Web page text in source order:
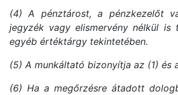
(4) A pénztárost, a pénzkezelőt
jegyzék vagy elismervény nélkül
egyéb értéktárgy tekintetében.
(5) A munkáltató bizonyítja az (1)
(6) Ha a megőrzésre átadott